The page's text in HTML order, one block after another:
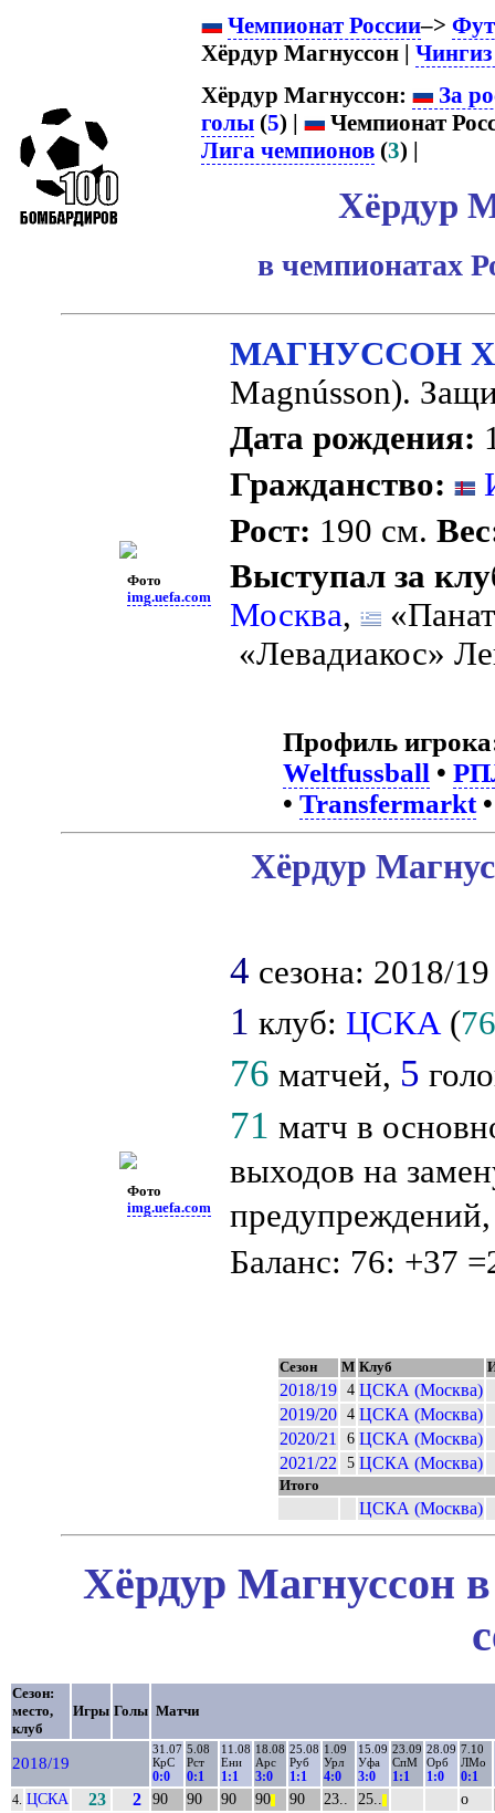
Чемпионат России–>
Хёрдур Магнуссон |
Хёрдур Магнуссон:
За
голы (5) |
Чемпионат
Лига чемпионов (3) |
Хёрдур
в чемпионатах
Фото
img.uefa.com
МАГНУССОН
Magnússon).
Дата рождения:
Гражданство:
Рост: 190 см.
Выступал за
Москва,
«Левадиакос»
Профиль
Weltfussball •
• Transfermarkt
Фото
img.uefa.com
Хёрдур
4 сезона: 2018/
1 клуб: ЦСКА(
76 матчей, 5
71 матч в
выходов на
Баланс: 76: +37
Сезон М Клуб
2018/19 4 ЦСКА (Москва)
2019/20
4 ЦСКА (Москва)
2020/21
6 ЦСКА (Москва)
2021/22
5 ЦСКА (Москва)
Итого
ЦСКА (Москва)
Хёрдур Магнуссон
Сезон:
место,
клуб
Игры Голы Матчи
2018/19
31.07
КрС
0:0
5.08
Рст
0:1
11.08
Ени
1:1
18.08
Арс
3:0
25.08
Руб
1:1
1.09
Урл
4:0
15.09
Уфа
3:0
23.09
СпМ
1:1
28.09
Орб
1:0
7.10
ЛМо
0:1
4. ЦСКА 23 2 90 90 90 90 90 23.. 25.. о